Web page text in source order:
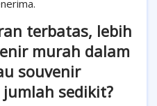
terbatas, lebih
murah dalam
souvenir
sedikit?